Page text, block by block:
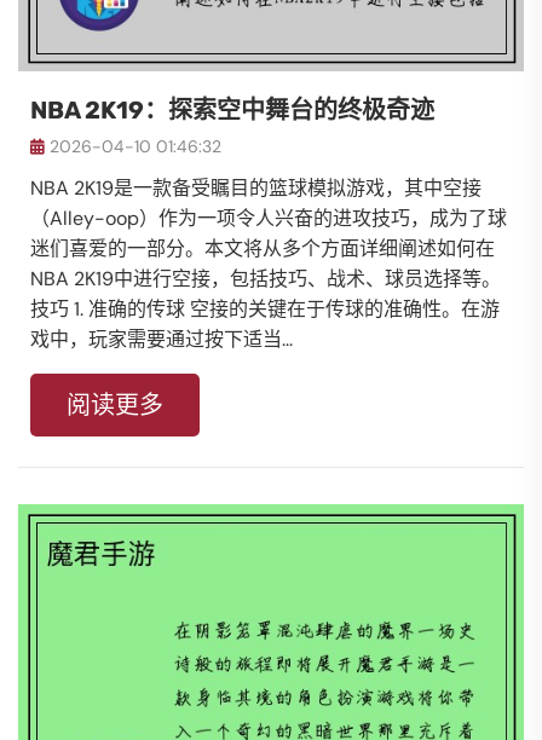
NBA 2K19：探索空中舞台的终极奇迹
2026-04-10 01:46:32
NBA 2K19是一款备受瞩目的篮球模拟游戏，其中空接
（Alley-oop）作为一项令人兴奋的进攻技巧，成为了球
迷们喜爱的一部分。本文将从多个方面详细阐述如何在
NBA 2K19中进行空接，包括技巧、战术、球员选择等。
技巧 1. 准确的传球 空接的关键在于传球的准确性。在游
戏中，玩家需要通过按下适当...
阅读更多